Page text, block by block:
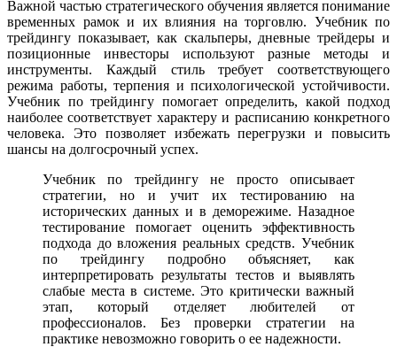
Важной частью стратегического обучения является понимание
временных рамок и их влияния на торговлю. Учебник по
трейдингу показывает, как скальперы, дневные трейдеры и
позиционные инвесторы используют разные методы и
инструменты. Каждый стиль требует соответствующего
режима работы, терпения и психологической устойчивости.
Учебник по трейдингу помогает определить, какой подход
наиболее соответствует характеру и расписанию конкретного
человека. Это позволяет избежать перегрузки и повысить
шансы на долгосрочный успех.
Учебник по трейдингу не просто описывает
стратегии, но и учит их тестированию на
исторических данных и в деморежиме. Назадное
тестирование помогает оценить эффективность
подхода до вложения реальных средств. Учебник
по трейдингу подробно объясняет, как
интерпретировать результаты тестов и выявлять
слабые места в системе. Это критически важный
этап, который отделяет любителей от
профессионалов. Без проверки стратегии на
практике невозможно говорить о ее надежности.